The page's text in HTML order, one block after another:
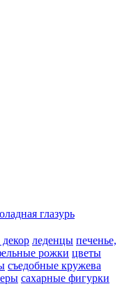
глазурь
леденцы печенье,
рожки цветы
съедобные кружева
сахарные фигурки